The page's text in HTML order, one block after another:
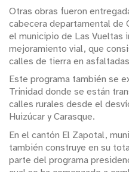
Otras obras fueron
cabecera departamental de
el municipio de Las Vueltas
mejoramiento vial, que
calles de tierra en
Este programa también se
Trinidad donde se están
calles rurales desde el
Huizúcar y Carasque.
En el cantón El Zapotal,
también construye en su
parte del programa